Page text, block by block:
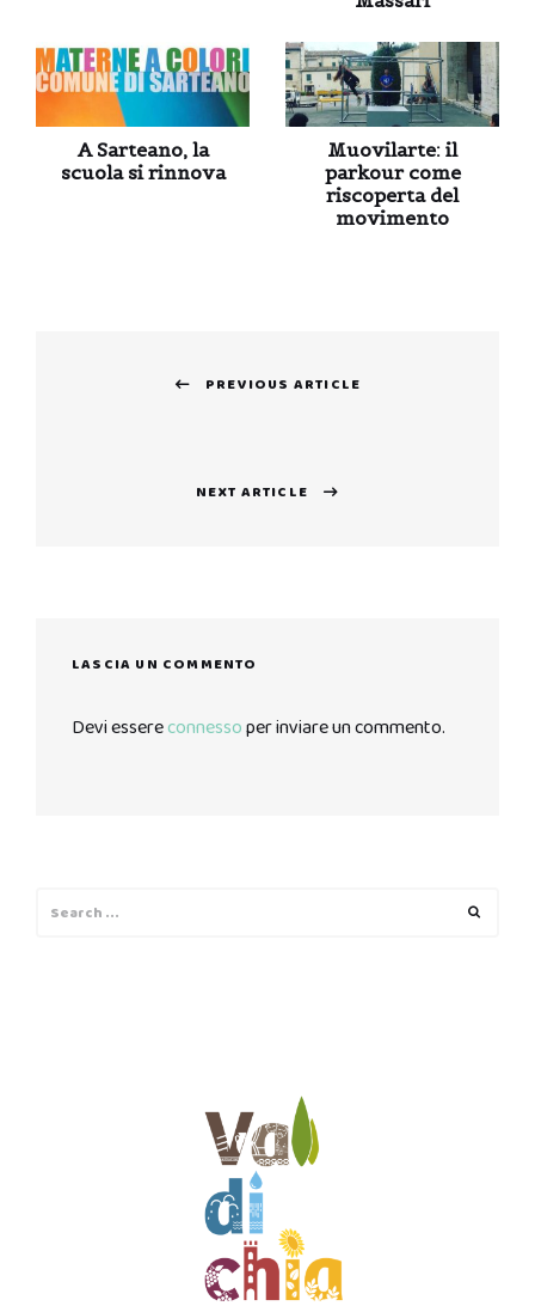
A Sarteano, la
scuola si rinnova
Muovilarte: il
parkour come
riscoperta del
movimento
PREVIOUS ARTICLE
NEXT ARTICLE
LASCIA UN COMMENTO
Devi essereconnessoper inviare un commento.
for: